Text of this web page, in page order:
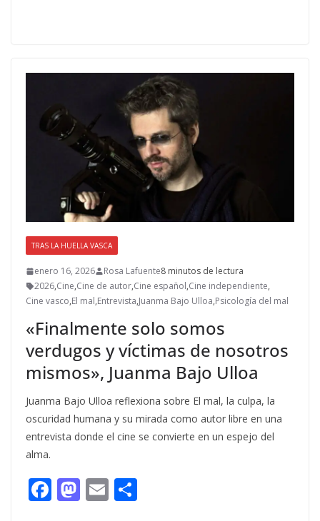
o
k
o ar
ti
r
TRAS LA HUELLA VASCA
enero 16, 2026 Rosa Lafuente8 minutos de lectura
2026,Cine,Cine de autor,Cine español,Cine independiente,
Cine vasco,El mal,Entrevista,Juanma Bajo Ulloa,Psicología del mal
«Finalmente solo somos
verdugos y víctimas de nosotros
mismos», Juanma Bajo Ulloa
Juanma Bajo Ulloa reflexiona sobre El mal, la culpa, la
oscuridad humana y su mirada como autor libre en una
entrevista donde el cine se convierte en un espejo del
alma.
F M E